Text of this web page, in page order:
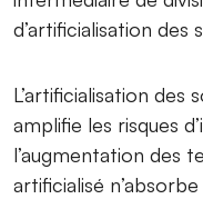
d’artificialisation des
L’artificialisation des
amplifie les risques
l’augmentation des
artificialisé